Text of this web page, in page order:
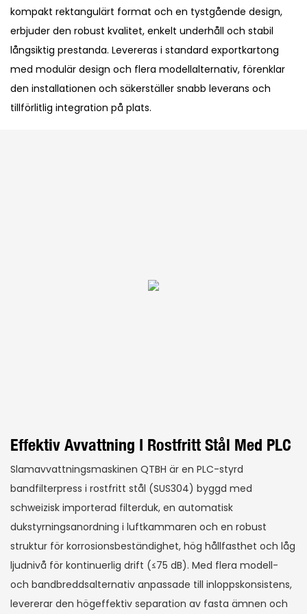
kompakt rektangulärt format och en tystgående design,
erbjuder den robust kvalitet, enkelt underhåll och stabil
långsiktig prestanda. Levereras i standard exportkartong
med modulär design och flera modellalternativ, förenklar
den installationen och säkerställer snabb leverans och
tillförlitlig integration på plats.
Effektiv Avvattning I Rostfritt Stål Med PLC
Slamavvattningsmaskinen QTBH är en PLC-styrd
bandfilterpress i rostfritt stål (SUS304) byggd med
schweizisk importerad filterduk, en automatisk
dukstyrningsanordning i luftkammaren och en robust
struktur för korrosionsbeständighet, hög hållfasthet och låg
ljudnivå för kontinuerlig drift (≤75 dB). Med flera modell-
och bandbreddsalternativ anpassade till inloppskonsistens,
levererar den högeffektiv separation av fasta ämnen och